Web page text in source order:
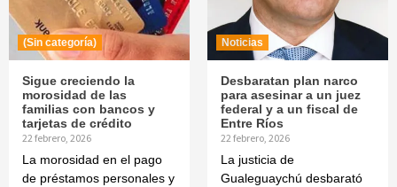
(Sin categoría)
Sigue creciendo la
morosidad de las
familias con bancos y
tarjetas de crédito
22 febrero, 2026
La morosidad en el pago
de préstamos personales y
Noticias
Desbaratan plan narco
para asesinar a un juez
federal y a un fiscal de
Entre Ríos
22 febrero, 2026
La justicia de
Gualeguaychú desbarató